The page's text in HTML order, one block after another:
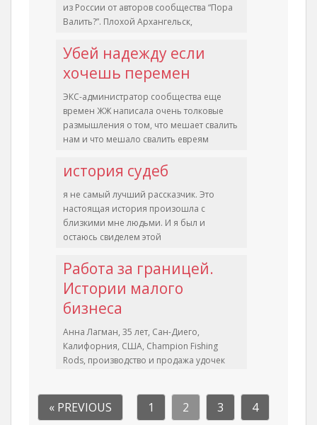
из России от авторов сообщества “Пора
Валить?”. Плохой Архангельск,
Убей надежду если
хочешь перемен
ЭКС-администратор сообщества еще
времен ЖЖ написала очень толковые
размышления о том, что мешает свалить
нам и что мешало свалить евреям
история судеб
я не самый лучший рассказчик. Это
настоящая история произошла с
близкими мне людьми. И я был и
остаюсь свиделем этой
Работа за границей.
Истории малого
бизнеса
Анна Лагман, 35 лет, Сан-Диего,
Калифорния, США, Champion Fishing
Rods, производство и продажа удочек
« PREVIOUS 1 2 3 4